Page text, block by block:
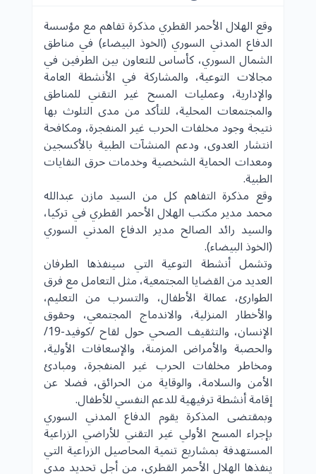
وقع الهلال الأحمر القطري مذكرة تفاهم مع مؤسسة
الدفاع المدني السوري (الخوذ البيضاء) في مناطق
الشمال السوري، كأساس للتعاون بين الطرفين في
مجالات التوعية، والمشاركة في الأنشطة العامة
والإدارية، وعمليات المسح غير التقني للمناطق
والمجتمعات المحلية، للتأكد من مدى التلوث بها
نتيجة وجود مخلفات الحرب غير المنفجرة، ومكافحة
انتشار العدوى، ودعم المنشآت الطبية بالأكسجين
ومعدات الحماية الشخصية وخدمات حرق النفايات
الطبية.
وقع مذكرة التفاهم كل من السيد مازن عبدالله
محمد مدير مكتب الهلال الأحمر القطري في تركيا،
والسيد رائد الصالح مدير الدفاع المدني السوري
(الخوذ البيضاء).
وتشمل أنشطة التوعية التي سينفذها الطرفان
العديد من القضايا المجتمعية، مثل التعامل مع فرق
الطوارئ، عمالة الأطفال، والتسرب من التعليم،
والأخطار المنزلية، والاندماج المجتمعي، وحقوق
الإنسان، والتثقيف الصحي حول لقاح /كوفيد-19/
والحصبة والأمراض المزمنة، والإسعافات الأولية،
ومخاطر مخلفات الحرب غير المنفجرة، ومبادئ
الأمن والسلامة، والوقاية من الحرائق، فضلا عن
إقامة أنشطة ترفيهية للدعم النفسي للأطفال.
وبمقتضى المذكرة يقوم الدفاع المدني السوري
بإجراء المسح الأولي غير التقني للأراضي الزراعية
المستهدفة بمشاريع تنمية المحاصيل الزراعية التي
ينفذها الهلال الأحمر القطري، من أجل تحديد مدى